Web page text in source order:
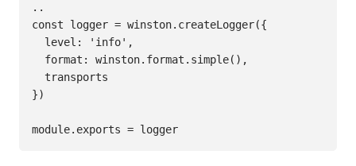
..
const logger = winston.createLogger({
  level: 'info',
  format: winston.format.simple(),
  transports
})